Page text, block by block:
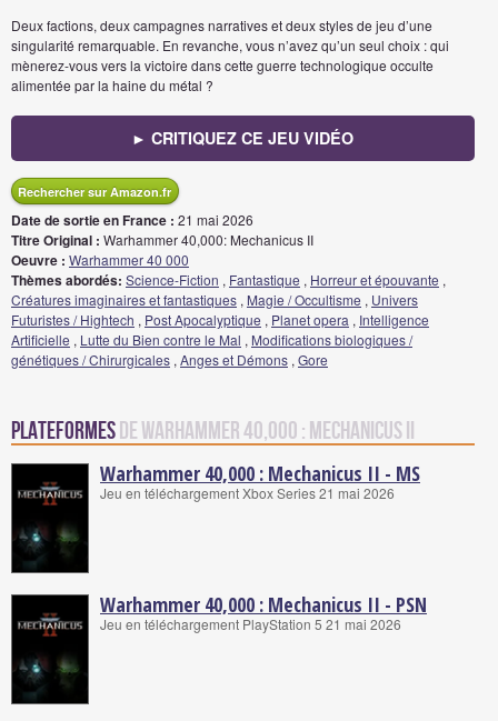
Deux factions, deux campagnes narratives et deux styles de jeu d’une
singularité remarquable. En revanche, vous n’avez qu’un seul choix : qui
mènerez-vous vers la victoire dans cette guerre technologique occulte
alimentée par la haine du métal ?
► CRITIQUEZ CE JEU VIDÉO
Rechercher sur Amazon.fr
Date de sortie en France : 21 mai 2026
Titre Original : Warhammer 40,000: Mechanicus II
Oeuvre : Warhammer 40 000
Thèmes abordés: Science-Fiction , Fantastique , Horreur et épouvante ,
Créatures imaginaires et fantastiques , Magie / Occultisme , Univers
Futuristes / Hightech , Post Apocalyptique , Planet opera , Intelligence
Artificielle , Lutte du Bien contre le Mal , Modifications biologiques /
génétiques / Chirurgicales , Anges et Démons , Gore
Plateformesde Warhammer 40,000 : Mechanicus II
Warhammer 40,000 : Mechanicus II - MS
Jeu en téléchargement Xbox Series 21 mai 2026
Warhammer 40,000 : Mechanicus II - PSN
Jeu en téléchargement PlayStation 5 21 mai 2026